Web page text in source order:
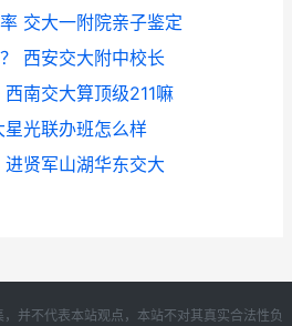
交大一附院亲子鉴定
西安交大附中校长
南交大算顶级211嘛
光联办班怎么样
贤军山湖华东交大
并不代表本站观点，本站不对其真实合法性负